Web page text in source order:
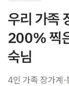
우리 가족
200% 찍
숙님
4인 가족 장가계